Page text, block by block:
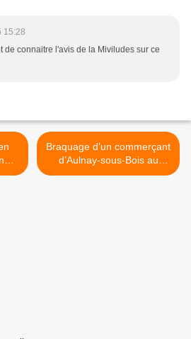
15:28
de connaitre l'avis de la Miviludes sur ce
Braquage d’un commerçant
d’Aulnay-sous-Bois au
rond-point de l’Europe >